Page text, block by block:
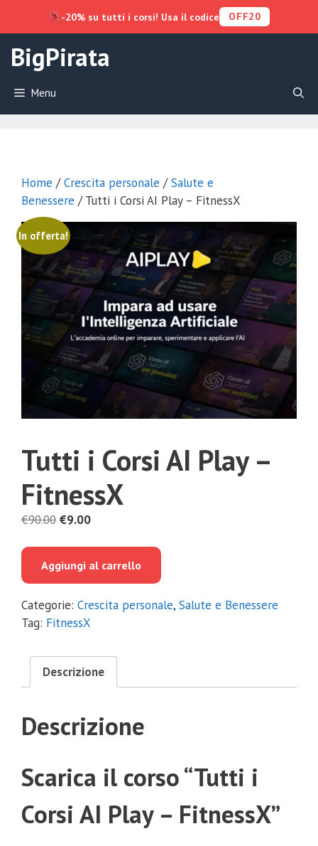
contenuto
BigPirata
Menu
Home /Crescita personale /Salute e
Benessere / Tutti i Corsi AI Play – FitnessX
In offerta!
Tutti i Corsi AI Play –
FitnessX
€90.00 Il
era:
€9.00Il
è:
Aggiungi al carrello
Categorie: Crescita personale, Salute e Benessere
Tag: FitnessX
Descrizione
Descrizione
Scarica il corso “Tutti i
Corsi AI Play – FitnessX”
-20% su tutti i corsi! Usa il codice OFF20